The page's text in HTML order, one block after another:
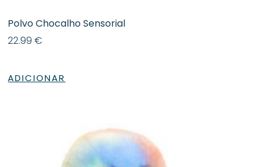
Polvo Chocalho Sensorial
22.99€
ADICIONAR